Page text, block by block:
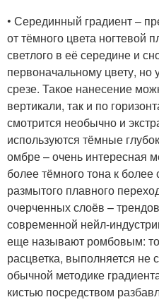
• Серединный градиент –
от тёмного цвета ногтевой
светлого в её середине и
первоначальному цвету, но
срезе. Такое нанесение
вертикали, так и по
смотрится необычно и
используются тёмные
омбре – очень интересная
более тёмного тона к
размытого плавного
очерченных слоёв –
современной нейл-
еще называют ромбовым:
расцветка, выполняется
обычной методике
кистью посредством